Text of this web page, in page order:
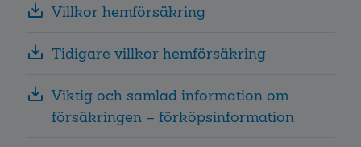
Villkor hemförsäkring
Tidigare villkor hemförsäkring
Viktig och samlad information om
försäkringen – förköpsinformation